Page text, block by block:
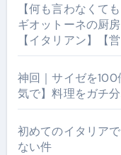
【何も言わなくて
ギオットーネの厨
【イタリアン】【
神回｜サイゼを
気で】料理をガチ分
初めてのイタリア
ない件